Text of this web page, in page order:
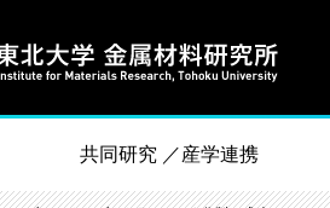
共同研究 ／産学連携